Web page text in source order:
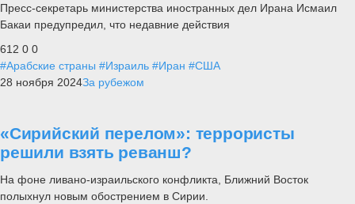
Пресс-секретарь министерства иностранных дел Ирана Исмаил
Бакаи предупредил, что недавние действия
612 0 0
#Арабские страны #Израиль #Иран #США
28 ноября 2024За рубежом
«Сирийский перелом»: террористы
решили взять реванш?
На фоне ливано-израильского конфликта, Ближний Восток
полыхнул новым обострением в Сирии.